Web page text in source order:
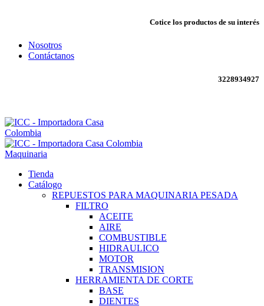
Cotice los productos de su interés
Nosotros
Contáctanos
3228934927
Maquinaria
Tienda
Catálogo
REPUESTOS PARA MAQUINARIA PESADA
FILTRO
ACEITE
AIRE
COMBUSTIBLE
HIDRAULICO
MOTOR
TRANSMISION
HERRAMIENTA DE CORTE
BASE
DIENTES